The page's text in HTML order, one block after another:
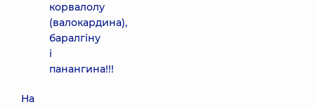
корвалолу
(валокардина),
баралгіну
і
панангина!!!
На